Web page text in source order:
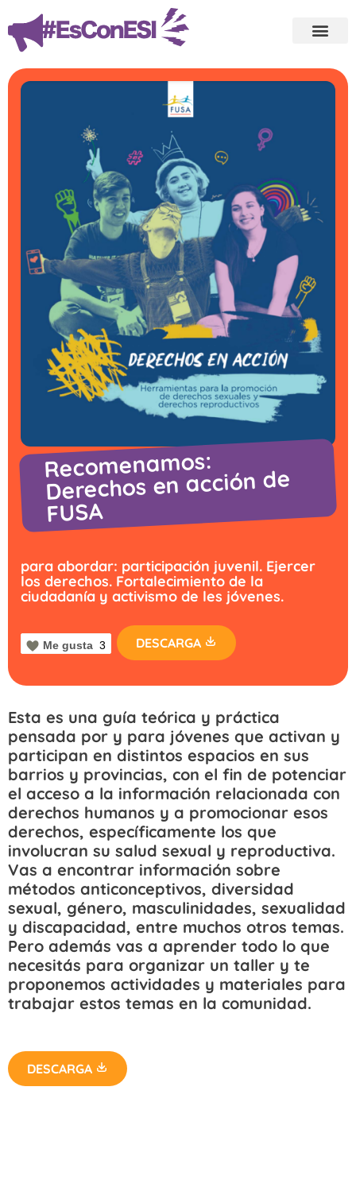
Recomenamos:
Derechos en acción de
FUSA
para abordar: participación juvenil. Ejercer
los derechos. Fortalecimiento de la
ciudadanía y activismo de les jóvenes.
Me gusta 3 DESCARGA
Esta es una guía teórica y práctica
pensada por y para jóvenes que activan y
participan en distintos espacios en sus
barrios y provincias, con el fin de potenciar
el acceso a la información relacionada con
derechos humanos y a promocionar esos
derechos, específicamente los que
involucran su salud sexual y reproductiva.
Vas a encontrar información sobre
métodos anticonceptivos, diversidad
sexual, género, masculinidades, sexualidad
y discapacidad, entre muchos otros temas.
Pero además vas a aprender todo lo que
necesitás para organizar un taller y te
proponemos actividades y materiales para
trabajar estos temas en la comunidad.
DESCARGA